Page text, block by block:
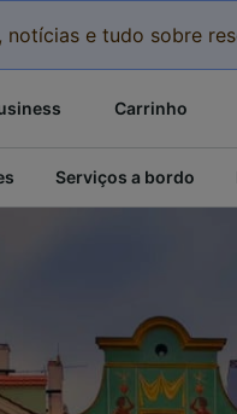
notícias e tudo sobre
Carrinho
Serviços a bordo